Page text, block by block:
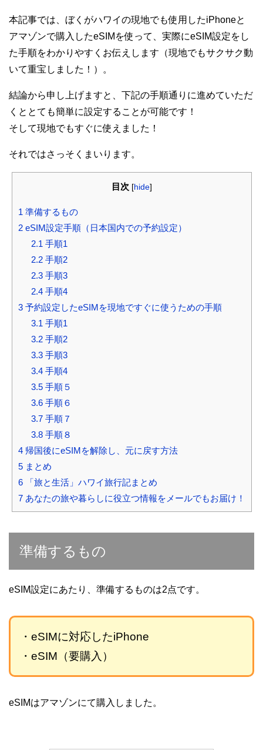
本記事では、ぼくがハワイの現地でも使用したiPhoneと
アマゾンで購入したeSIMを使って、実際にeSIM設定をし
た手順をわかりやすくお伝えします（現地でもサクサク動
いて重宝しました！）。
結論から申し上げますと、下記の手順通りに進めていただ
くととても簡単に設定することが可能です！
そして現地でもすぐに使えました！
それではさっそくまいります。
目次 [hide]
1 準備するもの
2eSIM設定手順（日本国内での予約設定）
2.1 手順1
2.2 手順2
2.3 手順3
2.4 手順4
3予約設定したeSIMを現地ですぐに使うための手順
3.1 手順1
3.2 手順2
3.3 手順3
3.4 手順4
3.5 手順５
3.6 手順６
3.7 手順７
3.8 手順８
4帰国後にeSIMを解除し、元に戻す方法
5まとめ
6「旅と生活」ハワイ旅行記まとめ
7あなたの旅や暮らしに役立つ情報をメールでもお届け！
準備するもの
eSIM設定にあたり、準備するものは2点です。
・eSIMに対応したiPhone
・eSIM（要購入）
eSIMはアマゾンにて購入しました。